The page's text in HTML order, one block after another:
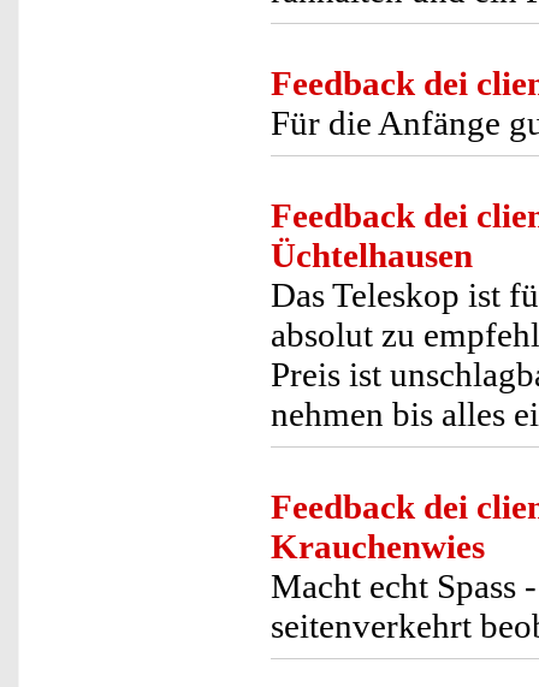
Feedback dei
Für die Anfänge
Feedback dei
Üchtelhausen
Das Teleskop ist
absolut zu
Preis ist
nehmen bis alles
Feedback dei
Krauchenwies
Macht echt Spass
seitenverkehrt